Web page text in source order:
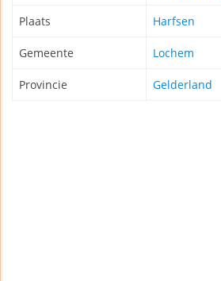
Plaats Harfsen
Gemeente Lochem
Provincie Gelderland